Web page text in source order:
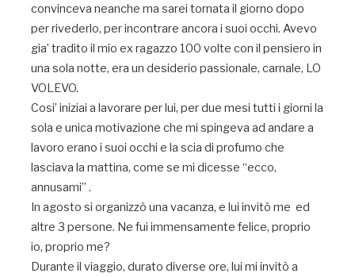
convinceva neanche ma sarei tornata il giorno dopo
per rivederlo, per incontrare ancora i suoi occhi. Avevo
gia’ tradito il mio ex ragazzo 100 volte con il pensiero in
una sola notte, era un desiderio passionale, carnale, LO
VOLEVO.
Cosi’ iniziai a lavorare per lui, per due mesi tutti i giorni la
sola e unica motivazione che mi spingeva ad andare a
lavoro erano i suoi occhi e la scia di profumo che
lasciava la mattina, come se mi dicesse “ecco,
annusami” .
In agosto si organizzò una vacanza, e lui invitò me ed
altre 3 persone. Ne fui immensamente felice, proprio
io, proprio me?
Durante il viaggio, durato diverse ore, lui mi invitò a